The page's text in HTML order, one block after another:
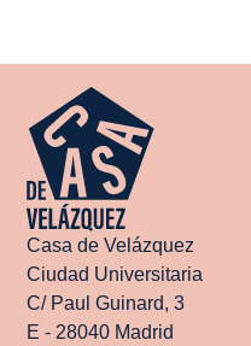
Casa de Velázquez
Ciudad Universitaria
C/ Paul Guinard, 3
E - 28040 Madrid